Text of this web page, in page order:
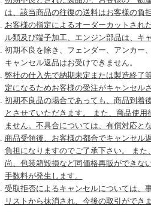
は、該当商品の往復の送料はお客様の負
お客様の指定によるオーダーカットされ
ル類及び端子加工、エンジン部品は、キ
初期不良を除き、フェンダー、アンカー
キャンセル返品はお受けできません。
弊社の仕入先で納期未定または製造終了
定になるためお客様の受注がキャンセル
初期不良品の場合であっても、商品到着
とさせていただきます。 また、商品使
ません。不具合については、有償対応と
商品受領後、お客様の都合でキャンセル
負担になりますのでご了承下さい。 ま
尚、包装箱毀損など同価格再販ができな
手数料が発生します。
受取拒否によるキャンセルについては、
リストから抹消され、今後の取引ができ